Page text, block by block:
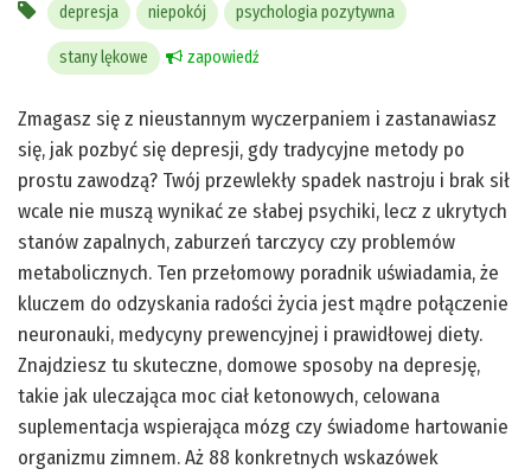
depresja niepokój psychologia pozytywna
stany lękowe zapowiedź
Zmagasz się z nieustannym wyczerpaniem i zastanawiasz
się, jak pozbyć się depresji, gdy tradycyjne metody po
prostu zawodzą? Twój przewlekły spadek nastroju i brak sił
wcale nie muszą wynikać ze słabej psychiki, lecz z ukrytych
stanów zapalnych, zaburzeń tarczycy czy problemów
metabolicznych. Ten przełomowy poradnik uświadamia, że
kluczem do odzyskania radości życia jest mądre połączenie
neuronauki, medycyny prewencyjnej i prawidłowej diety.
Znajdziesz tu skuteczne, domowe sposoby na depresję,
takie jak uleczająca moc ciał ketonowych, celowana
suplementacja wspierająca mózg czy świadome hartowanie
organizmu zimnem. Aż 88 konkretnych wskazówek